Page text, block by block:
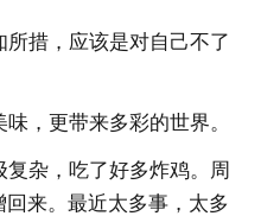
措，应该是对自己不了
，更带来多彩的世界。
杂，吃了好多炸鸡。周
来。最近太多事，太多